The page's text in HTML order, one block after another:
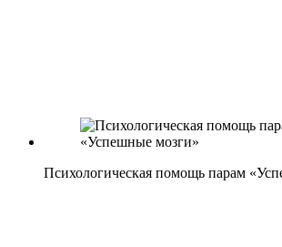
Психологическая помощь парам